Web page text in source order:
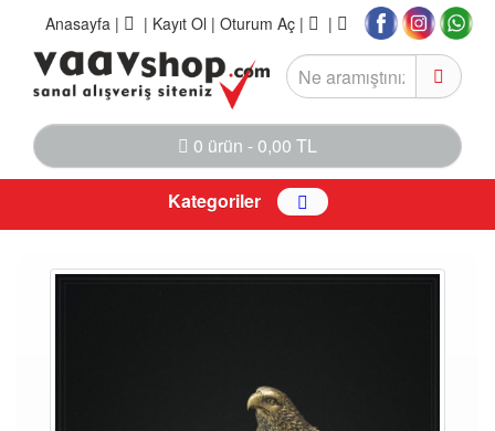
Anasayfa | | Kayıt Ol | Oturum Aç | |
0 ürün - 0,00 TL
Kategoriler